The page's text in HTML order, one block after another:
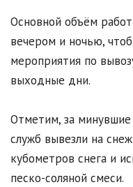
Основной объём
вечером и ночью,
мероприятия по
выходные дни.
Отметим, за
служб вывезли на
кубометров снега и
песко-соляной смеси.